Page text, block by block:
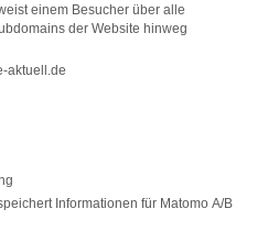
einem Besucher über alle
der Website hinweg
aktuell.de
Informationen für Matomo A/B